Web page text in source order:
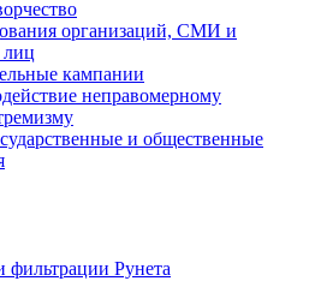
организаций, СМИ и
лиц
кампании
неправомерному
и общественные
фильтрации Рунета